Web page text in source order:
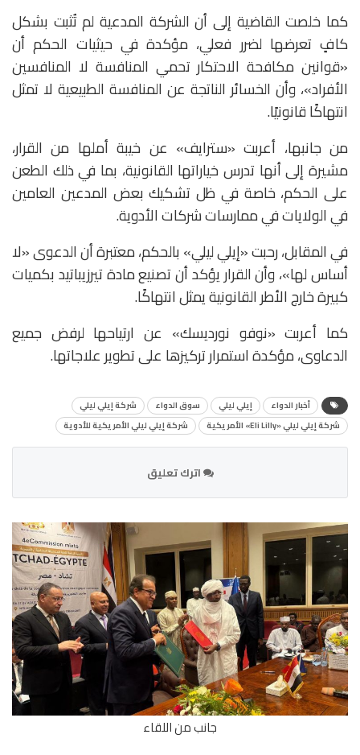
كما خلصت القاضية إلى أن الشركة المدعية لم تُثبت بشكل
كافٍ تعرضها لضرر فعلي، مؤكدة في حيثيات الحكم أن
«قوانين مكافحة الاحتكار تحمي المنافسة لا المنافسين
الأفراد»، وأن الخسائر الناتجة عن المنافسة الطبيعية لا تمثل
انتهاكًا قانونيًا.
من جانبها، أعربت «سترايف» عن خيبة أملها من القرار،
مشيرة إلى أنها تدرس خياراتها القانونية، بما في ذلك الطعن
على الحكم، خاصة في ظل تشكيك بعض المدعين العامين
في الولايات في ممارسات شركات الأدوية.
في المقابل، رحبت «إيلي ليلي» بالحكم، معتبرة أن الدعوى «لا
أساس لها»، وأن القرار يؤكد أن تصنيع مادة تيرزيباتيد بكميات
كبيرة خارج الأطر القانونية يمثل انتهاكًا.
كما أعربت «نوفو نورديسك» عن ارتياحها لرفض جميع
الدعاوى، مؤكدة استمرار تركيزها على تطوير علاجاتها.
أخبار الدواء إيلي ليلي سوق الدواء
شركة إيلي ليلي
شركة إيلي ليلي «Eli Lilly» الأمريكية
شركة إيلي ليلي الأمريكية للأدوية
اترك تعليق
جانب من اللقاء